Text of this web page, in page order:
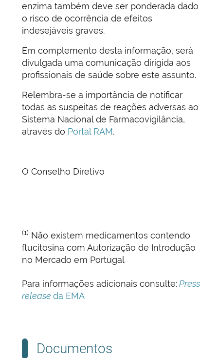
enzima também deve ser ponderada dado
o risco de ocorrência de efeitos
indesejáveis graves.
Em complemento desta informação, será
divulgada uma comunicação dirigida aos
profissionais de saúde sobre este assunto.
Relembra-se a importância de notificar
todas as suspeitas de reações adversas ao
Sistema Nacional de Farmacovigilância,
através do Portal RAM.
O Conselho Diretivo
(1) Não existem medicamentos contendo
flucitosina com Autorização de Introdução
no Mercado em Portugal
Para informações adicionais consulte:Press
release da EMA
Documentos